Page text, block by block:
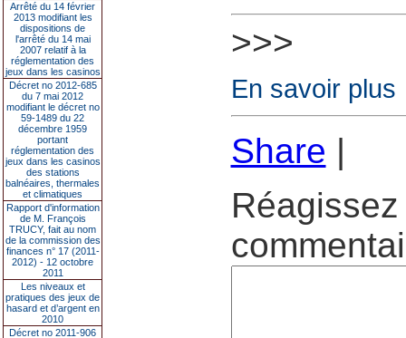
Arrêté du 14 février
2013 modifiant les
dispositions de
l'arrêté du 14 mai
2007 relatif à la
réglementation des
jeux dans les casinos
Décret no 2012-685
du 7 mai 2012
modifiant le décret no
59-1489 du 22
décembre 1959
portant
réglementation des
jeux dans les casinos
des stations
balnéaires, thermales
et climatiques
Rapport d'information
de M. François
TRUCY, fait au nom
de la commission des
finances n° 17 (2011-
2012) - 12 octobre
2011
Les niveaux et
pratiques des jeux de
hasard et d’argent en
2010
Décret no 2011-906
>>>
En savoir plus
Share |